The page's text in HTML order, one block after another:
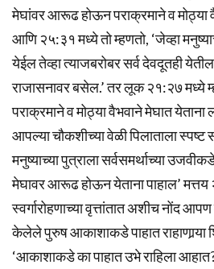
मेघांवर आरूढ होऊन पराक्रमाने व मोठ्या
आणि २५:३१ मध्ये तो म्हणतो, ‘जेव्हा
येईल तेव्हा त्याजबरोबर सर्व देवदूतही
राजासनावर बसेल.’ तर लूक २१:२७ मध्ये
पराक्रमाने व मोठ्या वैभवाने मेघात
आपल्या चौकशीच्या वेळी पिलाताला स्पष्ट
मनुष्याच्या पुत्राला सर्वसमर्थाच्या
मेघावर आरूढ होऊन येताना पाहाल’
स्वर्गारोहणाच्या वृत्तांतात अशीच नोंद
केलेले पुरुष आकाशाकडे पाहात राहाणार्‍या
‘आकाशाकडे का पाहात उभे राहिला